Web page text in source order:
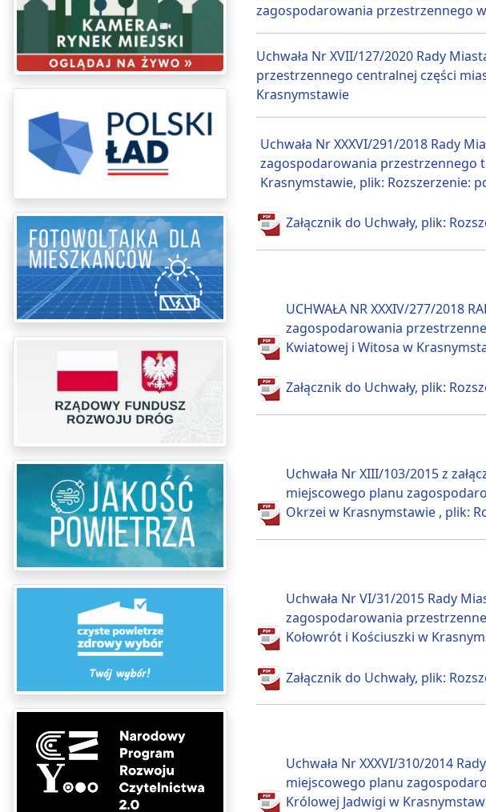
zagospodarowania przestrzennego
Uchwała Nr XVII/127/2020 Rady
przestrzennego centralnej części
Krasnymstawie
Uchwała Nr XXXVI/291/2018 Rady
zagospodarowania przestrzennego
Krasnymstawie, plik: Rozszerzenie:
Załącznik do Uchwały, plik:
UCHWAŁA NR XXXIV/277/2018
zagospodarowania
Kwiatowej i Witosa w
Załącznik do Uchwały, plik:
Uchwała Nr XIII/103/2015 z
miejscowego planu
Okrzei w Krasnymstawie , plik:
Uchwała Nr VI/31/2015 Rady
zagospodarowania
Kołowrót i Kościuszki w
Załącznik do Uchwały, plik:
Uchwała Nr XXXVI/310/2014
miejscowego planu
Królowej Jadwigi w